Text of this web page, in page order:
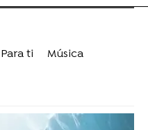
Para ti
Música